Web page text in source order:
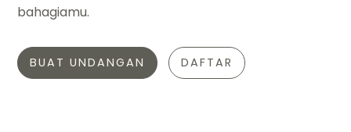
bahagiamu.
BUAT UNDANGAN DAFTAR